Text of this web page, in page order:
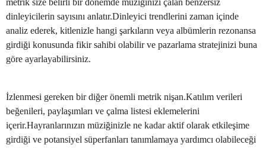
metrik size belirli bir dönemde müziğinizi çalan benzersiz
dinleyicilerin sayısını anlatır.Dinleyici trendlerini zaman içinde
analiz ederek, kitlenizle hangi şarkıların veya albümlerin rezonansa
girdiği konusunda fikir sahibi olabilir ve pazarlama stratejinizi buna
göre ayarlayabilirsiniz.
İzlenmesi gereken bir diğer önemli metrik nişan.Katılım verileri
beğenileri, paylaşımları ve çalma listesi eklemelerini
içerir.Hayranlarınızın müziğinizle ne kadar aktif olarak etkileşime
girdiği ve potansiyel süperfanları tanımlamaya yardımcı olabileceği